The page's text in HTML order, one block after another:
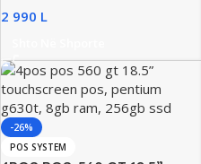
2 990 L
-26%
POS SYSTEM